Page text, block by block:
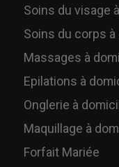
Soins du visage
Soins du corps
Massages à
Epilations à
Onglerie à
Maquillage à
Forfait Mariée